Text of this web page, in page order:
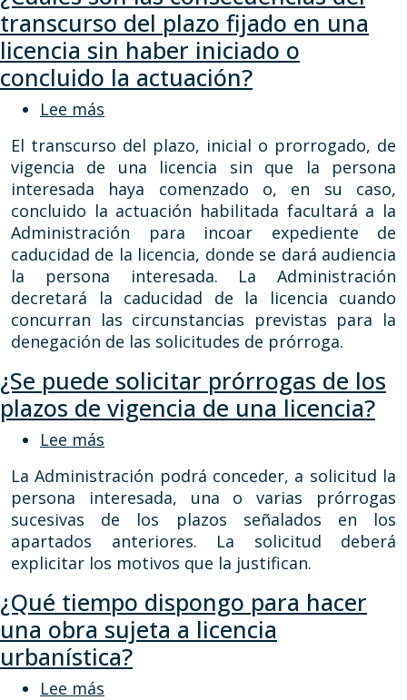
transcurso del plazo fijado en una
licencia sin haber iniciado o
concluido la actuación?
Lee más
El transcurso del plazo, inicial o prorrogado, de
vigencia de una licencia sin que la persona
interesada haya comenzado o, en su caso,
concluido la actuación habilitada facultará a la
Administración para incoar expediente de
caducidad de la licencia, donde se dará audiencia
la persona interesada. La Administración
decretará la caducidad de la licencia cuando
concurran las circunstancias previstas para la
denegación de las solicitudes de prórroga.
¿Se puede solicitar prórrogas de los
plazos de vigencia de una licencia?
Lee más
La Administración podrá conceder, a solicitud la
persona interesada, una o varias prórrogas
sucesivas de los plazos señalados en los
apartados anteriores. La solicitud deberá
explicitar los motivos que la justifican.
¿Qué tiempo dispongo para hacer
una obra sujeta a licencia
urbanística?
Lee más